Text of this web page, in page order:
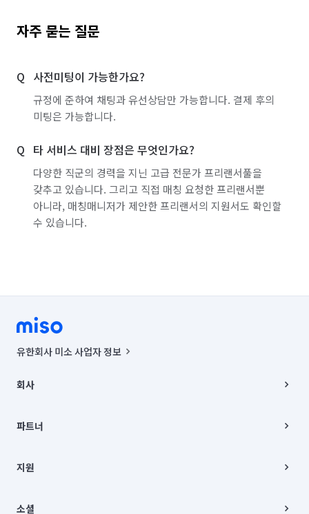
자주 묻는 질문
사전미팅이 가능한가요?
규정에 준하여 채팅과 유선상담만 가능합니다. 결제 후의
미팅은 가능합니다.
타 서비스 대비 장점은 무엇인가요?
다양한 직군의 경력을 지닌 고급 전문가 프리랜서풀을
갖추고 있습니다. 그리고 직접 매칭 요청한 프리랜서뿐
아니라, 매칭매니저가 제안한 프리랜서의 지원서도 확인할
수 있습니다.
유한회사 미소 사업자 정보
00019 |
주소 | 본사: 서울특별시 종로구 율곡로 6(중학동, 트윈트리빌딩) B동 5층
컨택센터 : 서울특별시 종로구 수송동 율곡로 24, 7층, 8층 미소
상품, 상품정보, 거래에 관한 의무와 책임은 거래당사자에게 있습니다.
언론 보도 관련 문의:
© 유한회사 미소. Miso, Inc. All Rights Reserved.
회사
채용
파트너
이사
지원
이용약관
소셜